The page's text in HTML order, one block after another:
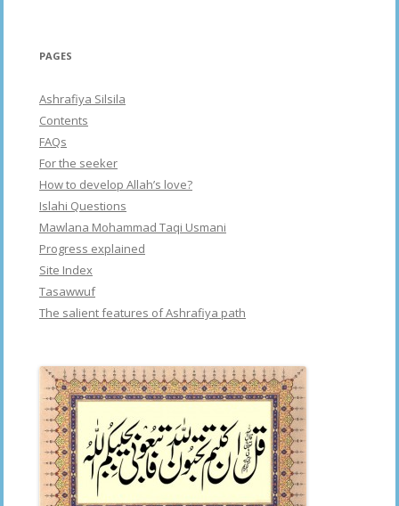
PAGES
Ashrafiya Silsila
Contents
FAQs
For the seeker
How to develop Allah’s love?
Islahi Questions
Mawlana Mohammad Taqi Usmani
Progress explained
Site Index
Tasawwuf
The salient features of Ashrafiya path